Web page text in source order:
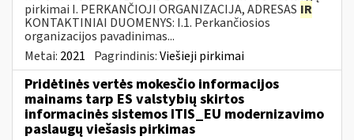
pirkimai I. PERKANČIOJI ORGANIZACIJA, ADRESAS IR
KONTAKTINIAI DUOMENYS: I.1. Perkančiosios
organizacijos pavadinimas...
Metai: 2021 Pagrindinis:Viešieji pirkimai
Pridėtinės vertės mokesčio informacijos
mainams tarp ES valstybių skirtos
informacinės sistemos ITIS_EU modernizavimo
paslaugų viešasis pirkimas